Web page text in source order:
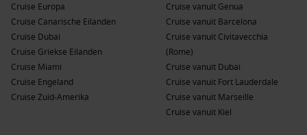
Cruise Europa
Cruise Canarische Eilanden
Cruise Dubai
Cruise Griekse Eilanden
Cruise Miami
Cruise Engeland
Cruise Zuid-Amerika
Cruise vanuit Genua
Cruise vanuit Barcelona
Cruise vanuit Civitavecchia
(Rome)
Cruise vanuit Dubai
Cruise vanuit Fort Lauderdale
Cruise vanuit Marseille
Cruise vanuit Kiel